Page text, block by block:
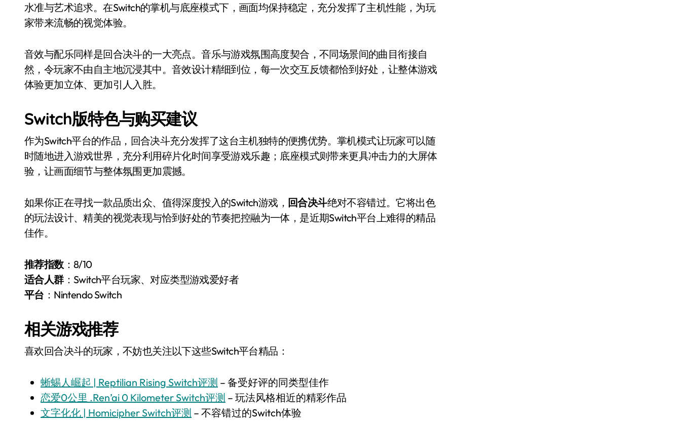
水准与艺术追求。在Switch的掌机与底座模式下，画面均保持稳定，充分发挥了主机性能，为玩
家带来流畅的视觉体验。
音效与配乐同样是回合决斗的一大亮点。音乐与游戏氛围高度契合，不同场景间的曲目衔接自
然，令玩家不由自主地沉浸其中。音效设计精细到位，每一次交互反馈都恰到好处，让整体游戏
体验更加立体、更加引人入胜。
Switch版特色与购买建议
作为Switch平台的作品，回合决斗充分发挥了这台主机独特的便携优势。掌机模式让玩家可以随
时随地进入游戏世界，充分利用碎片化时间享受游戏乐趣；底座模式则带来更具冲击力的大屏体
验，让画面细节与整体氛围更加震撼。
如果你正在寻找一款品质出众、值得深度投入的Switch游戏， 回合决斗绝对不容错过。它将出色
的玩法设计、精美的视觉表现与恰到好处的节奏把控融为一体，是近期Switch平台上难得的精品
佳作。
推荐指数：8/10
适合人群：Switch平台玩家、对应类型游戏爱好者
平台 ：Nintendo Switch
相关游戏推荐
喜欢回合决斗的玩家，不妨也关注以下这些Switch平台精品：
蜥蜴人崛起 | Reptilian Rising Switch评测 – 备受好评的同类型佳作
恋爱0公里 .Ren’ai 0 Kilometer Switch评测 – 玩法风格相近的精彩作品
文字化化 | Homicipher Switch评测 – 不容错过的Switch体验